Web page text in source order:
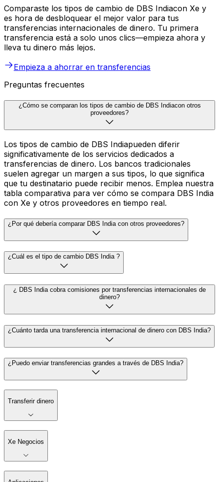
Comparaste los tipos de cambio de DBS Indiacon Xe y
es hora de desbloquear el mejor valor para tus
transferencias internacionales de dinero. Tu primera
transferencia está a solo unos clics—empieza ahora y
lleva tu dinero más lejos.
Empieza a ahorrar en transferencias
Preguntas frecuentes
¿Cómo se comparan los tipos de cambio de DBS Indiacon otros
proveedores?
Los tipos de cambio de DBS Indiapueden diferir
significativamente de los servicios dedicados a
transferencias de dinero. Los bancos tradicionales
suelen agregar un margen a sus tipos, lo que significa
que tu destinatario puede recibir menos. Emplea nuestra
tabla comparativa para ver cómo se compara DBS India
con Xe y otros proveedores en tiempo real.
¿Por qué debería comparar DBS India con otros proveedores?
¿Cuál es el tipo de cambio DBS India ?
¿ DBS India cobra comisiones por transferencias internacionales de
dinero?
¿Cuánto tarda una transferencia internacional de dinero con DBS India?
¿Puedo enviar transferencias grandes a través de DBS India?
Transferir dinero
Xe Negocios